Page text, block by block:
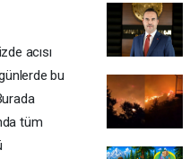
acısı
bu
tüm